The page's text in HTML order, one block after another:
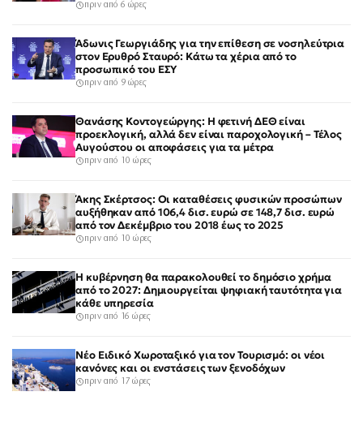
πριν από 6 ώρες
Άδωνις Γεωργιάδης για την επίθεση σε νοσηλεύτρια
στον Ερυθρό Σταυρό: Κάτω τα χέρια από το
προσωπικό του ΕΣΥ
πριν από 9 ώρες
Θανάσης Κοντογεώργης: Η φετινή ΔΕΘ είναι
προεκλογική, αλλά δεν είναι παροχολογική – Τέλος
Αυγούστου οι αποφάσεις για τα μέτρα
πριν από 10 ώρες
Άκης Σκέρτσος: Οι καταθέσεις φυσικών προσώπων
αυξήθηκαν από 106,4 δισ. ευρώ σε 148,7 δισ. ευρώ
από τον Δεκέμβριο του 2018 έως το 2025
πριν από 10 ώρες
Η κυβέρνηση θα παρακολουθεί το δημόσιο χρήμα
από το 2027: Δημιουργείται ψηφιακή ταυτότητα για
κάθε υπηρεσία
πριν από 16 ώρες
Νέο Ειδικό Χωροταξικό για τον Τουρισμό: οι νέοι
κανόνες και οι ενστάσεις των ξενοδόχων
πριν από 17 ώρες